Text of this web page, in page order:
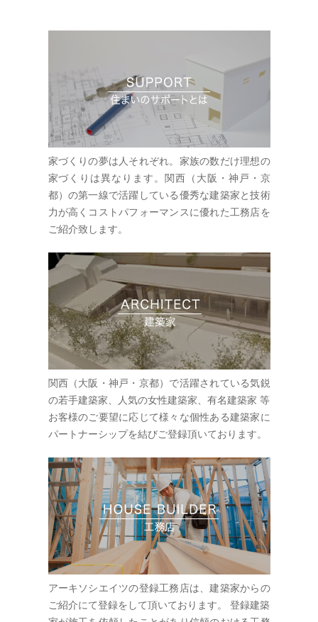
イゴケなどが植えられ、花や葉
の成長を楽しみ、流れる風を感
じられる暮らしを提案しまし
た。 都市の雑然とした環境の中
においても内部に閉じ過ぎな
い、自然の一部としての人の居
す。 AS 分類 建築家住宅 木
造新築住宅 シンプルモダンな
家 大阪 建築家と建てる家
家づくりの夢は人それぞれ。家族の数だけ理想の
家づくりは異なります。関西（大阪・神戸・京
都）の第一線で活躍している優秀な建築家と技術
力が高くコストパフォーマンスに優れた工務店を
ご紹介致します。
関西（大阪・神戸・京都）で活躍されている気鋭
の若手建築家、人気の女性建築家、有名建築家 等
お客様のご要望に応じて様々な個性ある建築家に
パートナーシップを結びご登録頂いております。
アーキソシエイツの登録工務店は、建築家からの
ご紹介にて登録をして頂いております。 登録建築